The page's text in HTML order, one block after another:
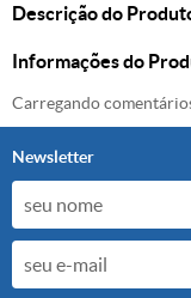
Descrição do
Informações do
Carregando
Newsletter